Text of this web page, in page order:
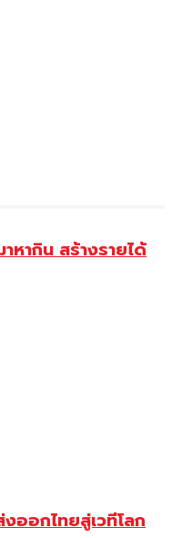
หากิน สร้างรายได้
อกไทยสู่เวทีโลก